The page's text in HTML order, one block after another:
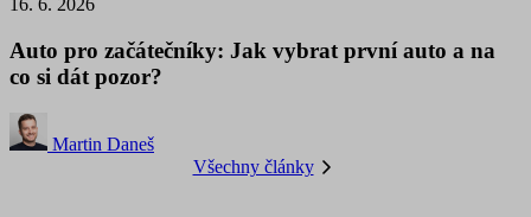
16. 6. 2026
Auto pro začátečníky: Jak vybrat první auto a na
co si dát pozor?
Martin Daneš
Všechny články